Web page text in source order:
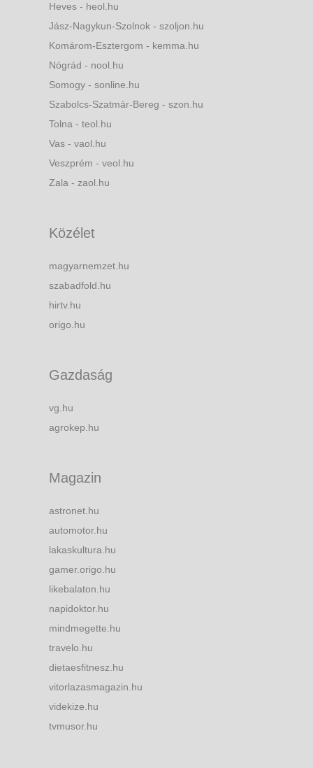
Heves - heol.hu
Jász-Nagykun-Szolnok - szoljon.hu
Komárom-Esztergom - kemma.hu
Nógrád - nool.hu
Somogy - sonline.hu
Szabolcs-Szatmár-Bereg - szon.hu
Tolna - teol.hu
Vas - vaol.hu
Veszprém - veol.hu
Zala - zaol.hu
Közélet
magyarnemzet.hu
szabadfold.hu
hirtv.hu
origo.hu
Gazdaság
vg.hu
agrokep.hu
Magazin
astronet.hu
automotor.hu
lakaskultura.hu
gamer.origo.hu
likebalaton.hu
napidoktor.hu
mindmegette.hu
travelo.hu
dietaesfitnesz.hu
vitorlazasmagazin.hu
videkize.hu
tvmusor.hu